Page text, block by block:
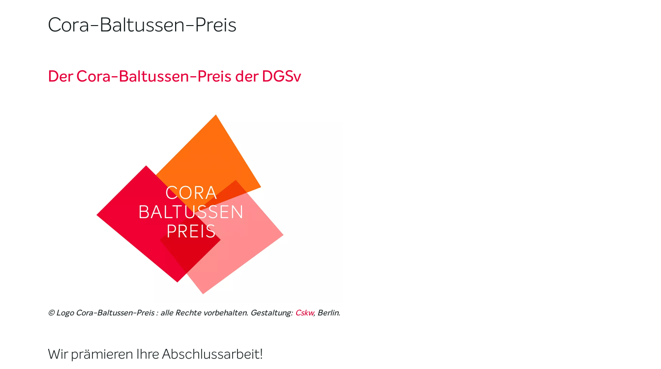
Cora-Baltussen-Preis
Der Cora-Baltussen-Preis der DGSv
© Logo Cora-Baltussen-Preis : alle Rechte vorbehalten. Gestaltung: Cskw, Berlin.
Wir prämieren Ihre Abschlussarbeit!